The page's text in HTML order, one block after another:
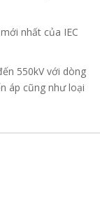
nhất của IEC
550kV với dòng
áp cũng như loại